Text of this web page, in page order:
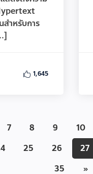
ำหรับการ
1,645
7 8 9 10
25 26 27
35
»